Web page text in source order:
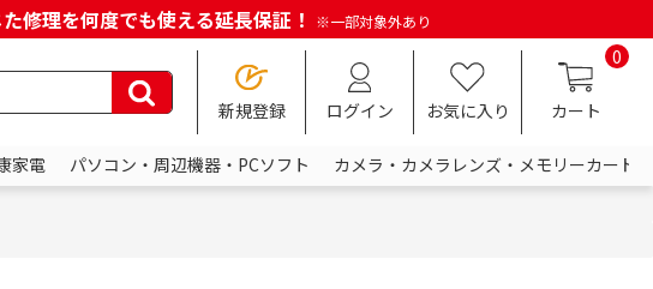
修理を何度でも使える延長保証！ ※一部対象外あり
新規登録 ログイン お気に入り
0
カート
家電 パソコン・周辺機器・PCソフト
カメラ・カメラレンズ・メモリーカード